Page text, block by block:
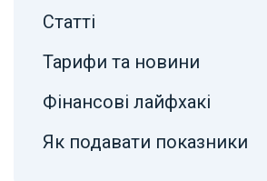
Статті
Тарифи та новини
Фінансові лайфхакі
Як подавати показники